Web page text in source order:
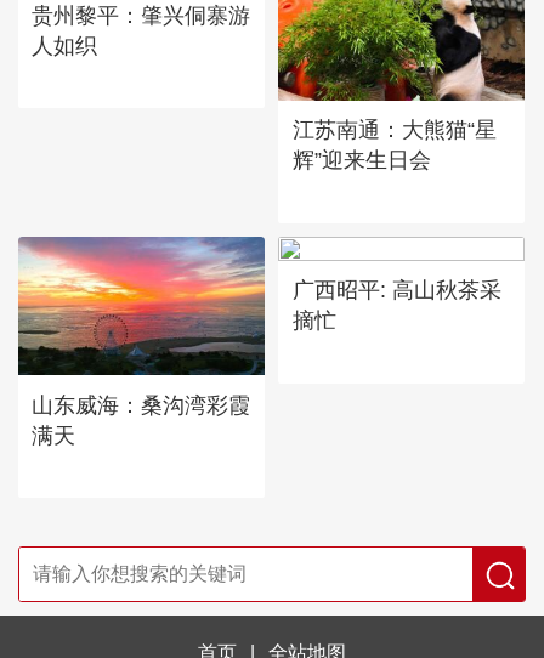
贵州黎平：肇兴侗寨游
人如织
江苏南通：大熊猫“星
辉”迎来生日会
山东威海：桑沟湾彩霞
满天
广西昭平: 高山秋茶采
摘忙
首页 全站地图